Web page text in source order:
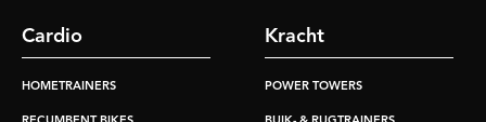
Cardio
HOMETRAINERS
Kracht
POWER TOWERS